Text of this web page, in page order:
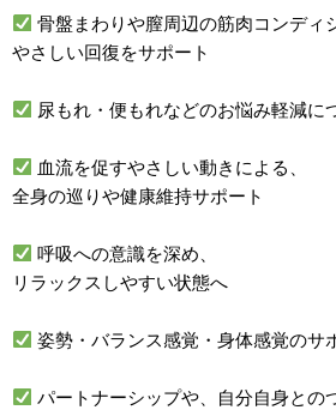
骨盤まわりや膣周辺の筋肉コンディ
やさしい回復をサポート
尿もれ・便もれなどのお悩み軽減に
血流を促すやさしい動きによる、
全身の巡りや健康維持サポート
呼吸への意識を深め、
リラックスしやすい状態へ
姿勢・バランス感覚・身体感覚のサ
パートナーシップや、自分自身との